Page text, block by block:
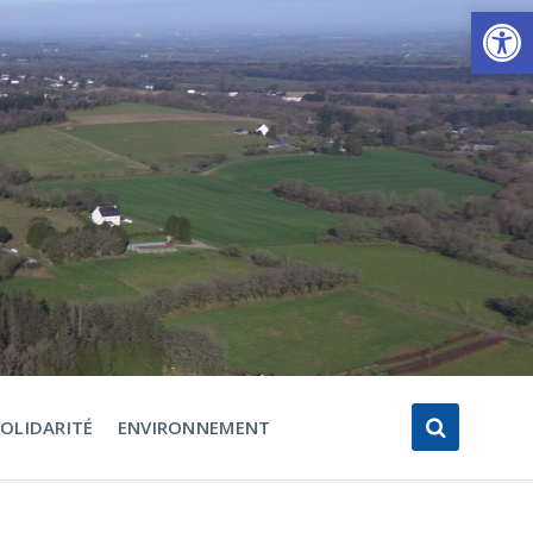
Ouvrir la barre d’outils
ENVIRONNEMENT